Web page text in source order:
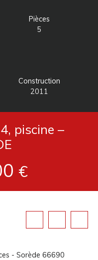
Pièces
5
Construction
2011
piscine –
€
- Sorède 66690